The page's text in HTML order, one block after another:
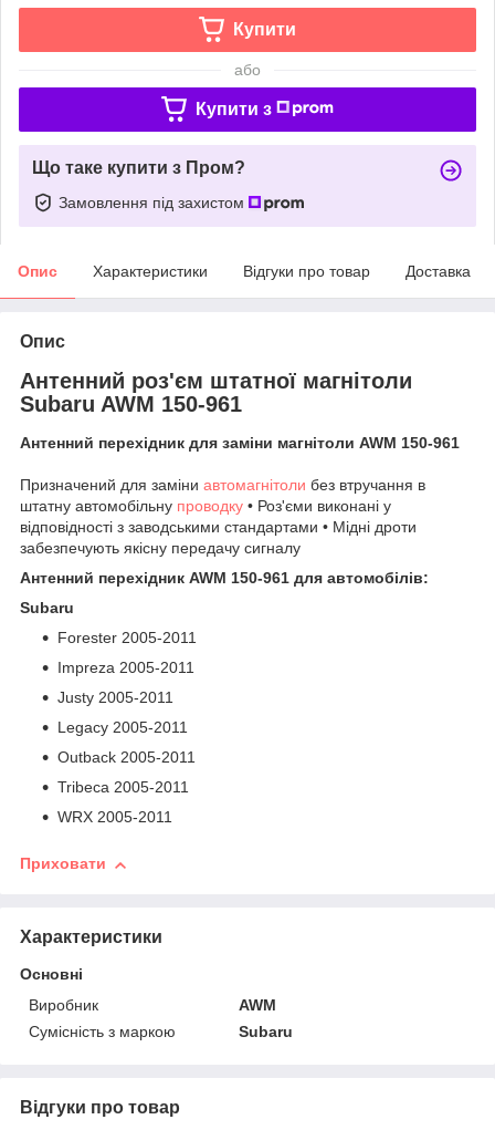
Купити
або
Купити з
Що таке купити з Пром?
Замовлення під захистом
Опис Характеристики Відгуки про товар Доставка
Опис
Антенний роз'єм штатної магнітоли
Subaru AWM 150-961
Антенний перехідник для заміни магнітоли AWM 150-961
Призначений для заміни автомагнітоли без втручання в
штатну автомобільну проводку • Роз'єми виконані у
відповідності з заводськими стандартами • Мідні дроти
забезпечують якісну передачу сигналу
Антенний перехідник AWM 150-961 для автомобілів:
Subaru
Forester 2005-2011
Impreza 2005-2011
Justy 2005-2011
Legacy 2005-2011
Outback 2005-2011
Tribeca 2005-2011
WRX 2005-2011
Приховати
Характеристики
Основні
Виробник
AWM
Сумісність з маркою
Subaru
Відгуки про товар